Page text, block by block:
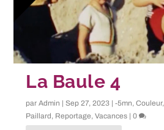
La Baule 4
parAdmin |Sep 27, 2023 |-5mn,Couleur,
Paillard, Reportage,Vacances |0